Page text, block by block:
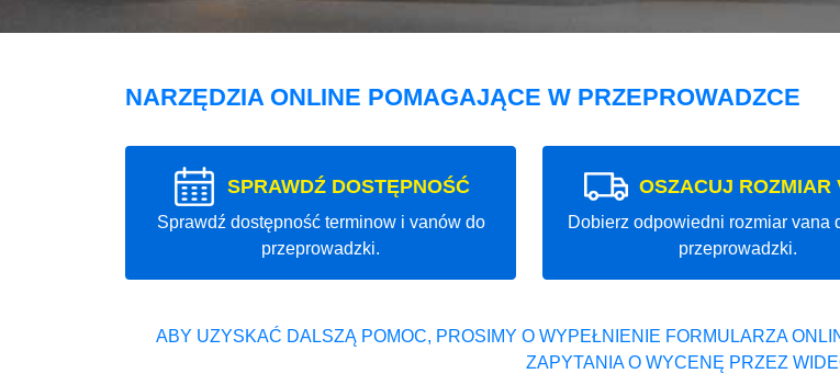
NARZĘDZIA ONLINE POMAGAJĄCE W PRZEPROWADZCE
SPRAWDŹ DOSTĘPNOŚĆ
Sprawdź dostępność terminow i vanów do
przeprowadzki.
OSZACUJ ROZMIAR
Dobierz odpowiedni rozmiar vana
przeprowadzki.
ABY UZYSKAĆ DALSZĄ POMOC, PROSIMY O WYPEŁNIENIE FORMULARZA
ZAPYTANIA O WYCENĘ PRZEZ